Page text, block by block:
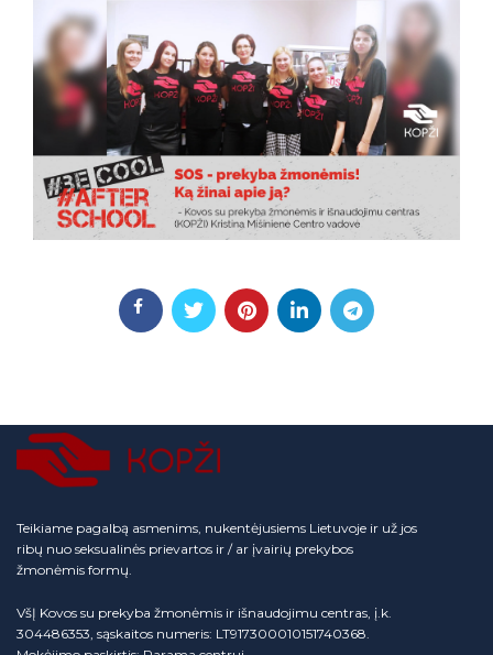
Teikiame pagalbą asmenims, nukentėjusiems Lietuvoje ir už jos
ribų nuo seksualinės prievartos ir / ar įvairių prekybos
žmonėmis formų.
VšĮ Kovos su prekyba žmonėmis ir išnaudojimu centras, į.k.
304486353, sąskaitos numeris: LT917300010151740368.